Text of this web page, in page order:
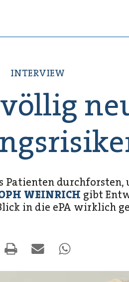
INTERVIEW
Patienten
WEINRICH gibt
in die ePA wirklich